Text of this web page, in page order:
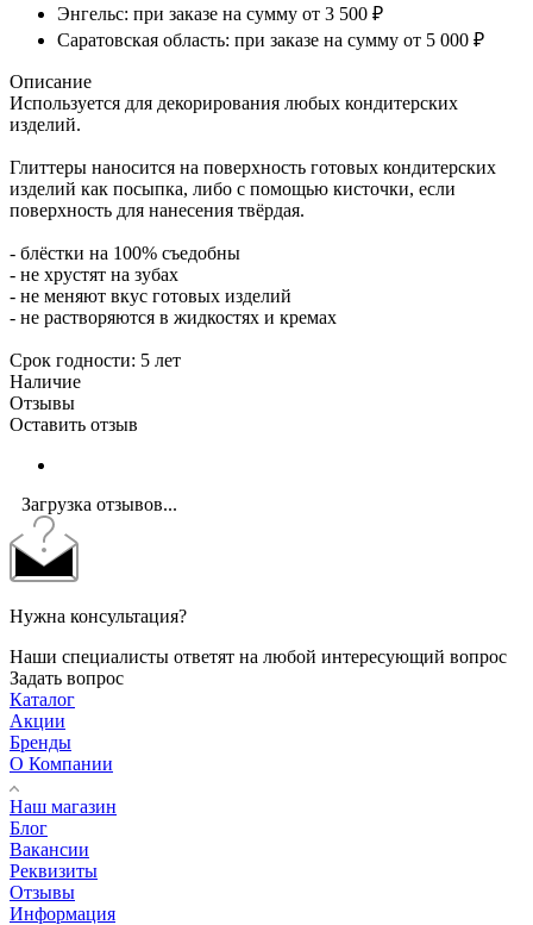
Энгельс: при заказе на сумму от 3 500 ₽
Саратовская область: при заказе на сумму от 5 000 ₽
Описание
Используется для декорирования любых кондитерских
изделий.
Глиттеры наносится на поверхность готовых кондитерских
изделий как посыпка, либо с помощью кисточки, если
поверхность для нанесения твёрдая.
- блёстки на 100% съедобны
- не хрустят на зубах
- не меняют вкус готовых изделий
- не растворяются в жидкостях и кремах
Срок годности: 5 лет
Наличие
Отзывы
Оставить отзыв
Загрузка отзывов...
Нужна консультация?
Наши специалисты ответят на любой интересующий вопрос
Задать вопрос
Каталог
Акции
Бренды
О Компании
Наш магазин
Блог
Вакансии
Реквизиты
Отзывы
Информация